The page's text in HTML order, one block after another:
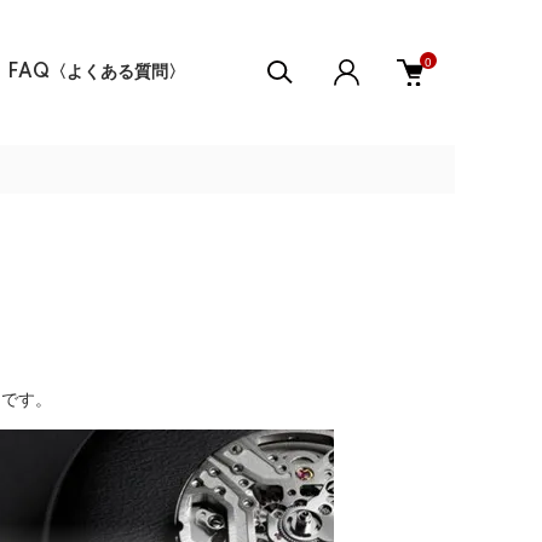
FAQ〈よくある質問〉
0
す。